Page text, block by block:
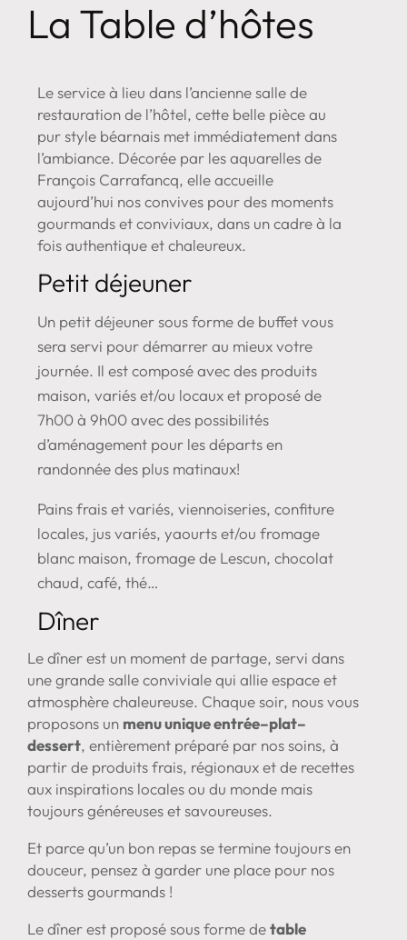
La Table d’hôtes
Le service à lieu dans l’ancienne salle de
restauration de l’hôtel, cette belle pièce au
pur style béarnais met immédiatement dans
l’ambiance. Décorée par les aquarelles de
François Carrafancq, elle accueille
aujourd’hui nos convives pour des moments
gourmands et conviviaux, dans un cadre à la
fois authentique et chaleureux.
Petit déjeuner
Un petit déjeuner sous forme de buffet vous
sera servi pour démarrer au mieux votre
journée. Il est composé avec des produits
maison, variés et/ou locaux et proposé de
7h00 à 9h00 avec des possibilités
d’aménagement pour les départs en
randonnée des plus matinaux!
Pains frais et variés, viennoiseries, confiture
locales, jus variés, yaourts et/ou fromage
blanc maison, fromage de Lescun, chocolat
chaud, café, thé…
Dîner
Le dîner est un moment de partage, servi dans
une grande salle conviviale qui allie espace et
atmosphère chaleureuse. Chaque soir, nous vous
proposons un menu unique entrée–plat–
dessert, entièrement préparé par nos soins, à
partir de produits frais, régionaux et de recettes
aux inspirations locales ou du monde mais
toujours généreuses et savoureuses.
Et parce qu’un bon repas se termine toujours en
douceur, pensez à garder une place pour nos
desserts gourmands !
Le dîner est proposé sous forme detable